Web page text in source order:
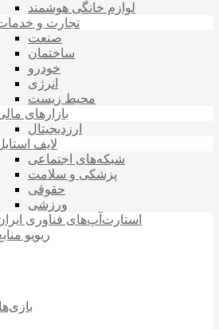
لوازم خانگی هوشمند
تجارت و
صنعت
ساختمان
خودرو
انرژی
محیط زیست
بازارهای
ارزدیجیتال
لایف
شبکه‌های اجتماعی
پزشکی و سلامت
حقوقی
ورزشی
استارت‌آپ‌های فناوری
ریویو